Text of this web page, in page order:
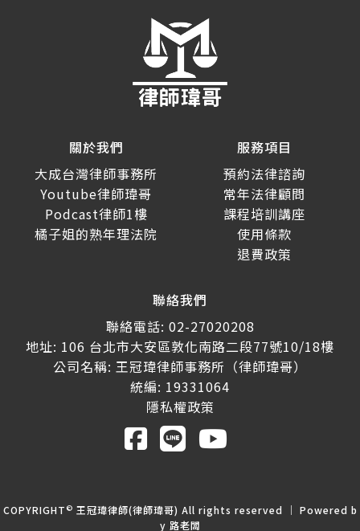
關於我們
大成台灣律師事務所
Youtube律師瑋哥
Podcast律師1樓
橘子姐的熟年理法院
服務項目
預約法律諮詢
常年法律顧問
課程培訓講座
使用條款
退費政策
聯絡我們
聯絡電話: 02-27020208
地址: 106 台北市大安區敦化南路二段77號10/18樓
公司名稱: 王冠瑋律師事務所（律師瑋哥）
統編: 19331064
隱私權政策
COPYRIGHT © 王冠瑋律師(律師瑋哥) All rights reserved ｜ Powered b
y 路老闆